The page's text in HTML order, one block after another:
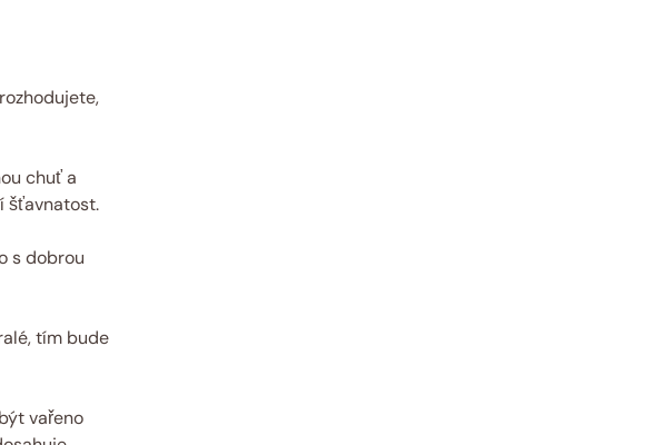
chuť a
šťavnatost.
s dobrou
tím bude
vařeno